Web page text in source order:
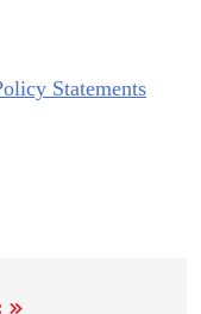
Statements